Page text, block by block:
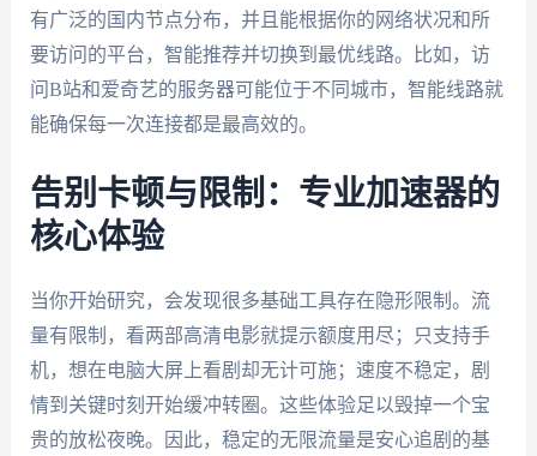
有广泛的国内节点分布，并且能根据你的网络状况和所
要访问的平台，智能推荐并切换到最优线路。比如，访
问B站和爱奇艺的服务器可能位于不同城市，智能线路就
能确保每一次连接都是最高效的。
告别卡顿与限制：专业加速器的
核心体验
当你开始研究，会发现很多基础工具存在隐形限制。流
量有限制，看两部高清电影就提示额度用尽；只支持手
机，想在电脑大屏上看剧却无计可施；速度不稳定，剧
情到关键时刻开始缓冲转圈。这些体验足以毁掉一个宝
贵的放松夜晚。因此，稳定的无限流量是安心追剧的基